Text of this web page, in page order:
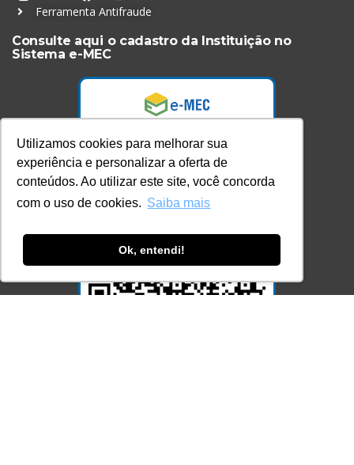
Utilizamos cookies para melhorar sua
experiência e personalizar a oferta de
conteúdos. Ao utilizar este site, você concorda
com o uso de cookies. Saiba mais
Ok, entendi!
Ferramenta Antifraude
Consulte aqui o cadastro da Instituição no
Sistema e-MEC